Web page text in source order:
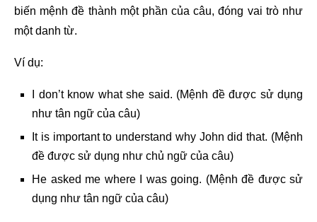
biến mệnh đề thành một phần của câu, đóng vai trò như
một danh từ.
Ví dụ:
I don’t know what she said. (Mệnh đề được sử dụng
như tân ngữ của câu)
It is important to understand why John did that. (Mệnh
đề được sử dụng như chủ ngữ của câu)
He asked me where I was going. (Mệnh đề được sử
dụng như tân ngữ của câu)